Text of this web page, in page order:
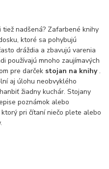
nadšená? Zafarbené knihy
ktoré sa pohybujú
dráždia a zbavujú varenia
používajú mnoho zaujímavých
pre darček stojan na knihy.
aj úlohu neobvyklého
žiadny kuchár. Stojany
poznámok alebo
pri čítaní niečo plete alebo